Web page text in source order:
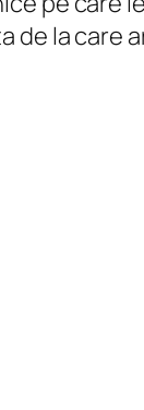
de la